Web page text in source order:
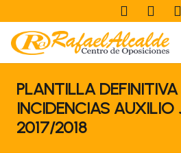
PLANTILLA
INCIDENCIAS
2017/2018